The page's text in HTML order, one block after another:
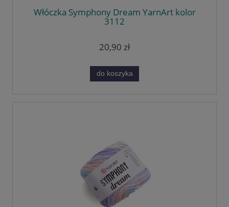
Włóczka Symphony Dream YarnArt kolor
3112
20,90 zł
do koszyka